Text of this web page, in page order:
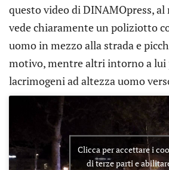
questo video di DINAMOpress,
vede chiaramente un poliziotto
uomo in mezzo alla strada e
motivo, mentre altri intorno a lui
lacrimogeni ad altezza uomo
Clicca per accettare i
di terze parti e